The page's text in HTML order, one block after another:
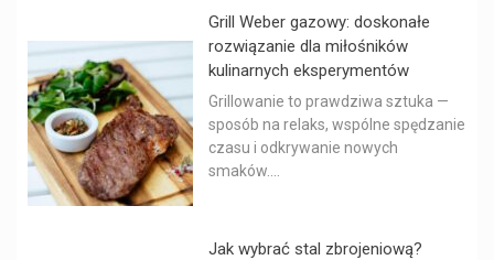
Grill Weber gazowy: doskonałe
rozwiązanie dla miłośników
kulinarnych eksperymentów
Grillowanie to prawdziwa sztuka —
sposób na relaks, wspólne spędzanie
czasu i odkrywanie nowych
smaków....
Jak wybrać stal zbrojeniową?